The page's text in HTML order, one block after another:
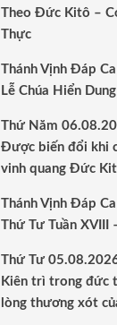
Theo Đức Kitô –
Thực
Thánh Vịnh Đáp Ca
Lễ Chúa Hiển Dung
Thứ Năm
Được biến đổi khi
vinh quang Đức
Thánh Vịnh Đáp Ca
Thứ Tư Tuần XVIII
Thứ Tư
Kiên trì trong đức
lòng thương xót